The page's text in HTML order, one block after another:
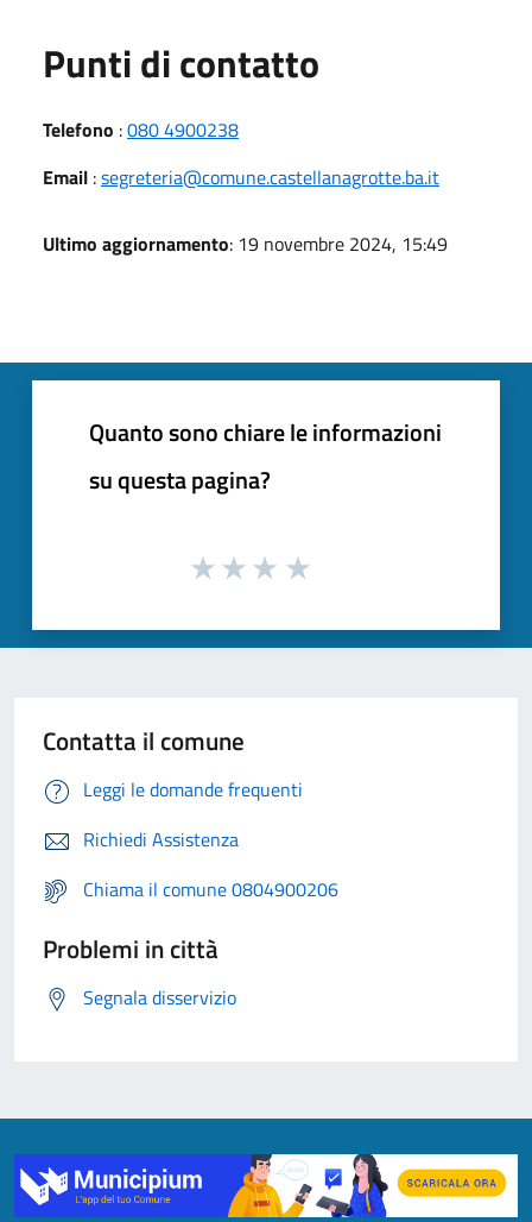
Punti di contatto
Telefono :080 4900238
Email :segreteria@comune.castellanagrotte.ba.it
Ultimo aggiornamento: 19 novembre 2024, 15:49
Quanto sono chiare le informazioni
su questa pagina?
Contatta il comune
Leggi le domande frequenti
Richiedi Assistenza
Chiama il comune 0804900206
Problemi in città
Segnala disservizio